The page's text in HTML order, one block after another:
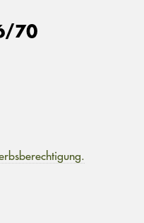
70